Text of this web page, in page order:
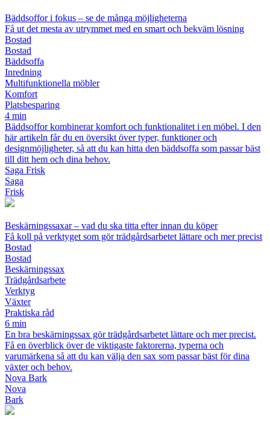
Bäddsoffor i fokus – se de många möjligheterna
Få ut det mesta av utrymmet med en smart och bekväm lösning
Bostad
Bostad
Bäddsoffa
Inredning
Multifunktionella möbler
Komfort
Platsbesparing
4 min
Bäddsoffor kombinerar komfort och funktionalitet i en möbel. I den
här artikeln får du en översikt över typer, funktioner och
designmöjligheter, så att du kan hitta den bäddsoffa som passar bäst
till ditt hem och dina behov.
Saga Frisk
Saga
Frisk
Beskärningssaxar – vad du ska titta efter innan du köper
Få koll på verktyget som gör trädgårdsarbetet lättare och mer precist
Bostad
Bostad
Beskärningssax
Trädgårdsarbete
Verktyg
Växter
Praktiska råd
6 min
En bra beskärningssax gör trädgårdsarbetet lättare och mer precist.
Få en överblick över de viktigaste faktorerna, typerna och
varumärkena så att du kan välja den sax som passar bäst för dina
växter och behov.
Nova Bark
Nova
Bark